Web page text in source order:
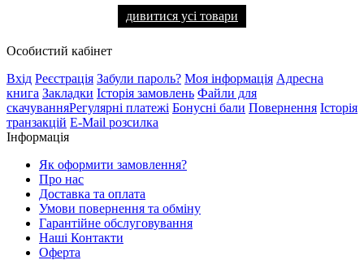
дивитися усі товари
Особистий кабінет
Вхід Реєстрація Забули пароль? Моя інформація Адресна
книга Закладки Історія замовлень Файли для
скачуванняРегулярні платежі Бонусні бали Повернення Історія
транзакцій E-Mail розсилка
Інформація
Як оформити замовлення?
Про нас
Доставка та оплата
Умови повернення та обміну
Гарантійне обслуговування
Наші Контакти
Оферта